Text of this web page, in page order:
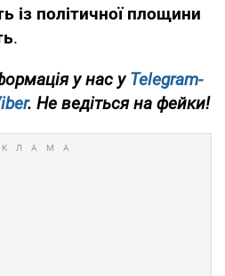
із політичної площини
.
у нас уTelegram-
. Не ведіться на фейки!